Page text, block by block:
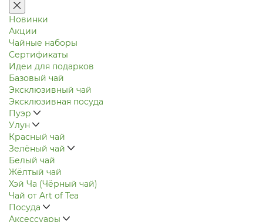
Новинки
Акции
Чайные наборы
Сертификаты
Идеи для подарков
Базовый чай
Эксклюзивный чай
Эксклюзивная посуда
Пуэр
Улун
Красный чай
Зелёный чай
Белый чай
Жёлтый чай
Хэй Ча (Чёрный чай)
Чай от Art of Tea
Посуда
Аксессуары